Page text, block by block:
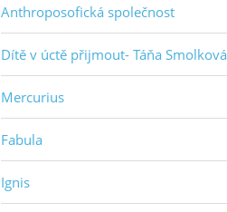
Anthroposofická společnost
Dítě v úctě přijmout- Táňa Smolková
Mercurius
Fabula
Ignis